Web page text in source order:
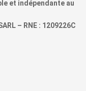
et indépendante au
– RNE : 1209226C